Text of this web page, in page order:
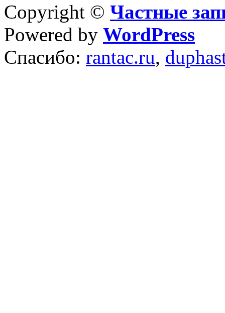
Copyright © Частные
Powered by WordPress
Спасибо: rantac.ru,